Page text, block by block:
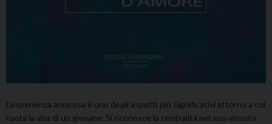
L’esperienza amorosa è uno degli aspetti più significativi attorno a cui
ruota la vita di un giovane. Si riconosce la centralità nel suo vissuto